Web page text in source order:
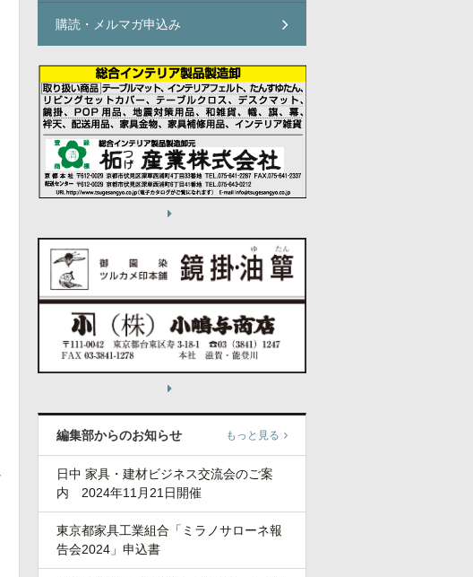
購読・メルマガ申込み
編集部からのお知らせ もっと見る
日中 家具・建材ビジネス交流会のご案
内 2024年11月21日開催
東京都家具工業組合「ミラノサローネ報
告会2024」申込書